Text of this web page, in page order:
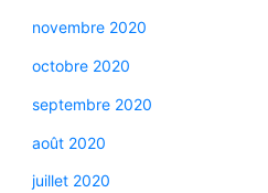
novembre 2020
octobre 2020
septembre 2020
août 2020
juillet 2020